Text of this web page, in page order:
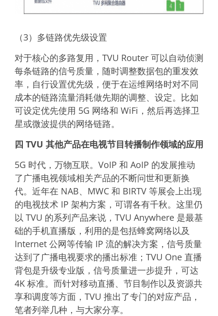
（3）多链路优先级设置
对于核心的多路复用，TVU Router 可以自动侦测
每条链路的信号质量，随时调整数据包的重发效
率，自行设置优先级，便于在运维网络时对不同
成本的链路流量消耗做先期的调整、设定。比如
可设定优先使用 5G 网络和 WiFi，然后再选择卫
星或微波提供的网络链路。
四 TVU 其他产品在电视节目转播制作领域的应用
5G 时代，万物互联。VoIP 和 AoIP 的发展推动
了广播电视领域相关产品的不断问世和更新换
代。近年在 NAB、MWC 和 BIRTV 等展会上出现
的电视技术 IP 架构方案，可谓各有千秋。这里仍
以 TVU 的系列产品来说，TVU Anywhere 是最基
础的手机直播版，利用的是包括蜂窝网络以及
Internet 公网等传输 IP 流的解决方案，信号质量
达到了广播电视要求的播出标准；TVU One 直播
背包是升级专业版，信号质量进一步提升，可达
4K 标准。而针对移动直播、节目制作以及资源共
享和调度等方面，TVU 推出了专门的对应产品，
笔者列举几种，与大家分享。